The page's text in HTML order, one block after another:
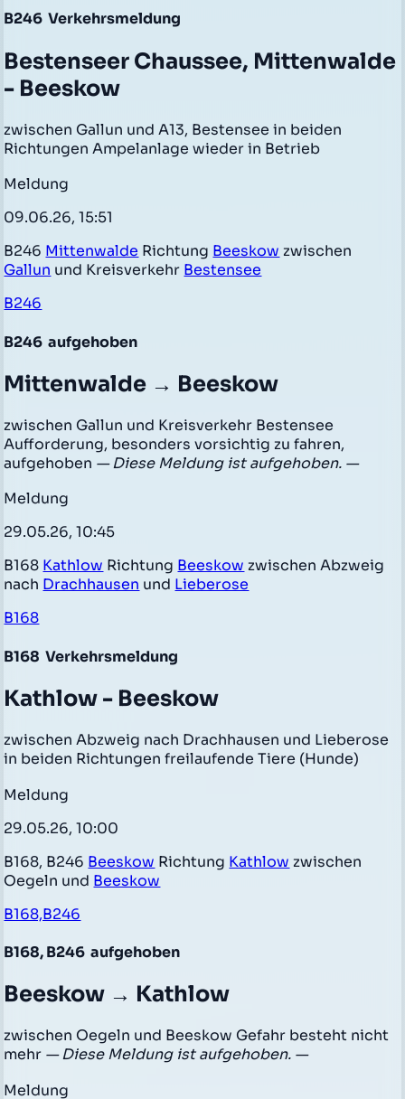
B246 Verkehrsmeldung
Bestenseer Chaussee, Mittenwalde
- Beeskow
zwischen Gallun und A13, Bestensee in beiden
Richtungen Ampelanlage wieder in Betrieb
Meldung
09.06.26, 15:51
B246 Mittenwalde Richtung Beeskow zwischen
Gallun und Kreisverkehr Bestensee
B246
B246 aufgehoben
Mittenwalde → Beeskow
zwischen Gallun und Kreisverkehr Bestensee
Aufforderung, besonders vorsichtig zu fahren,
aufgehoben — Diese Meldung ist aufgehoben. —
Meldung
29.05.26, 10:45
B168 Kathlow Richtung Beeskow zwischen Abzweig
nach Drachhausen und Lieberose
B168
B168 Verkehrsmeldung
Kathlow - Beeskow
zwischen Abzweig nach Drachhausen und Lieberose
in beiden Richtungen freilaufende Tiere (Hunde)
Meldung
29.05.26, 10:00
B168, B246 Beeskow Richtung Kathlow zwischen
Oegeln und Beeskow
B168,B246
B168, B246 aufgehoben
Beeskow → Kathlow
zwischen Oegeln und Beeskow Gefahr besteht nicht
mehr — Diese Meldung ist aufgehoben. —
Meldung